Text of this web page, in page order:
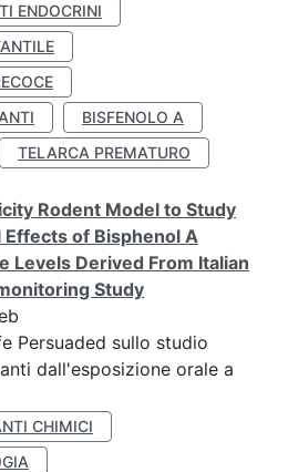
ENDOCRINI
BISFENOLO A
TELARCA PREMATURO
Rodent Model to Study
Effects of Bisphenol A
Levels Derived From Italian
Study
Persuaded sullo studio
dall'esposizione orale a
CHIMICI